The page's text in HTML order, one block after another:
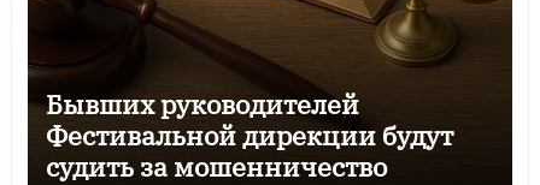
Бывших руководителей
Фестивальной дирекции будут
судить за мошенничество